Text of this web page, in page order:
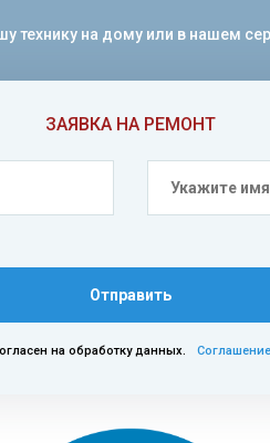
ЗАЯВКА НА РЕМОНТ
Отправить
на обработку данных. Соглашение
технику на дому или в нашем